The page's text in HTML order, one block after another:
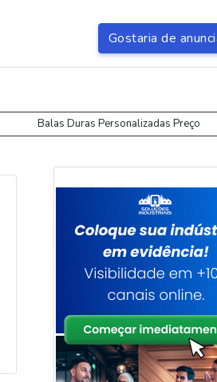
Gostaria de
Balas Duras Personalizadas Preço